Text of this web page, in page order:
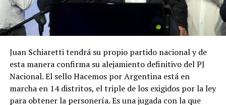
Juan Schiaretti tendrá su propio partido nacional y de
esta manera confirma su alejamiento definitivo del PJ
Nacional. El sello Hacemos por Argentina está en
marcha en 14 distritos, el triple de los exigidos por la ley
para obtener la personería. Es una jugada con la que